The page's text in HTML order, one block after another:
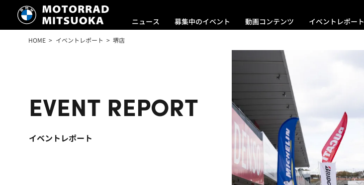
ニュース 募集中のイベント 動画コンテンツ イベントレポート
HOME イベントレポート 堺店
EVENT REPORT
イベントレポート